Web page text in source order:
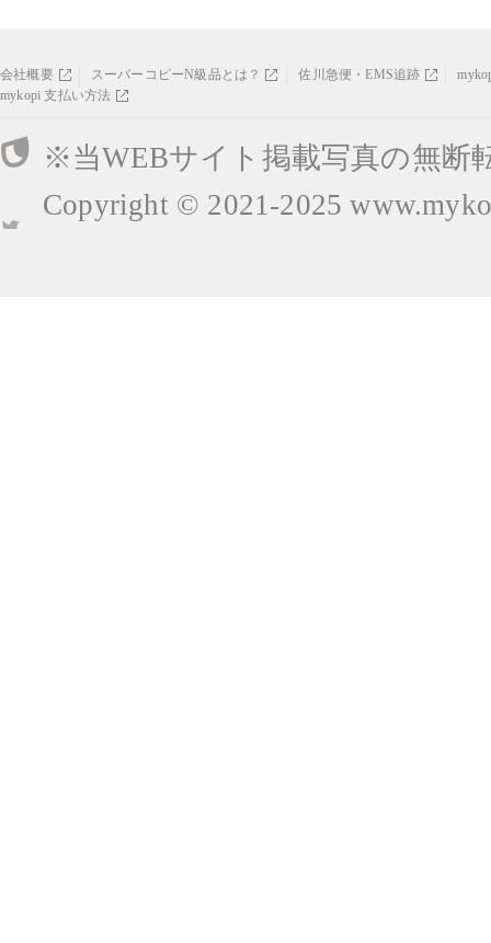
会社概要 スーパーコピーN級品とは？ 佐川急便・EMS追跡
mykopi 支払い方法
※当WEBサイト掲載写真の無断
Copyright © 2021-2025